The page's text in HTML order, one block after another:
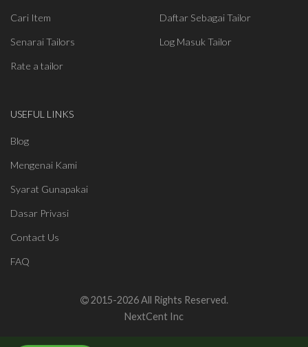
Cari Item
Senarai Tailors
Rate a tailor
Daftar Sebagai Tailor
Log Masuk Tailor
USEFUL LINKS
Blog
Mengenai Kami
Syarat Gunapakai
Dasar Privasi
Contact Us
FAQ
2015-2026 All Rights Reserved.
NextCent Inc